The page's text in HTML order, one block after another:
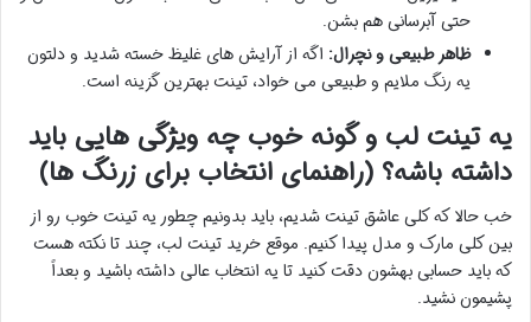
حتی آبرسانی هم بشن.
ظاهر طبیعی و نچرال: اگه از آرایش های غلیظ خسته شدید و دلتون
یه رنگ ملایم و طبیعی می خواد، تینت بهترین گزینه است.
یه تینت لب و گونه خوب چه ویژگی هایی باید
داشته باشه؟ (راهنمای انتخاب برای زرنگ ها)
خب حالا که کلی عاشق تینت شدیم، باید بدونیم چطور یه تینت خوب رو از
بین کلی مارک و مدل پیدا کنیم. موقع خرید تینت لب، چند تا نکته هست
که باید حسابی بهشون دقت کنید تا یه انتخاب عالی داشته باشید و بعداً
پشیمون نشید.